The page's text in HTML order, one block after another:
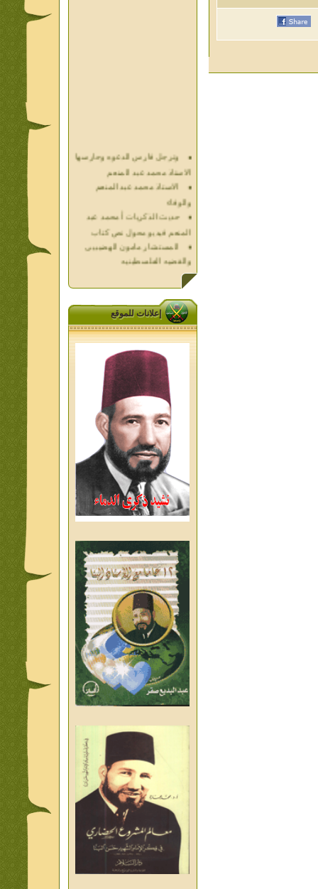
الاستاذ محمد عبد المنعم
المنعم فيديو محول نص كتاب
المستشار مامون الهضيبيى
والقضيه الفلسطينيه
العداله الغائبه 1000 شهيد
العداله الغائبه ( الدرع الواقى )
الاقصى فى قلوبنا
خواطر الحج
الاخوان فى حرب فلسطين
حكايات من التراث الجزء الاول
من اعلام الاخوان المسلمين
المعاصرين الجزء الثانى
ديوان شعر الاخوان فى القلب
تاليف الشيخ على متولى
تفاصيل جنازة الشهيد احمد
النيسى وعمر شاهين 1952
جمعه امين ومواقف ساعدت
الامام البنا فى تكوين شخصي
الاستاذ جمعه امين وعبقرية
الامام البنا
الشمائل المحمديه دكتور يحيى
غزب
واليوم والغد
من تراث د احمد العسال
العلمانية
كلمات رمضانية الشيخ عيسى
عبد العليم
قبسات رمضانية الشيخ عيسى
عبد العليم
إعلانات للموقع